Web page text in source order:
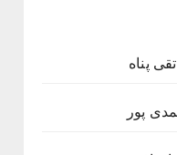
پناه
پور